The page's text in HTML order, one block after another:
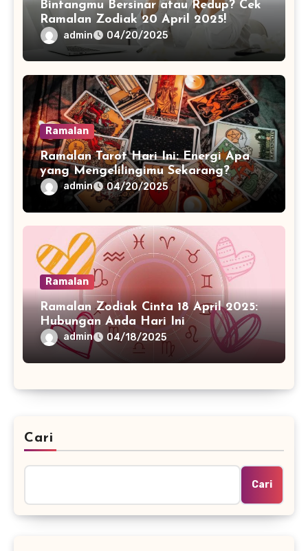
Bintangmu Bersinar atau Redup? Cek
Ramalan Zodiak 20 April 2025!
admin 04/20/2025
Ramalan
Ramalan Tarot Hari Ini: Energi Apa
yang Mengelilingimu Sekarang?
admin 04/20/2025
Ramalan
Ramalan Zodiak Cinta 18 April 2025:
Hubungan Anda Hari Ini
admin 04/18/2025
Cari
Cari